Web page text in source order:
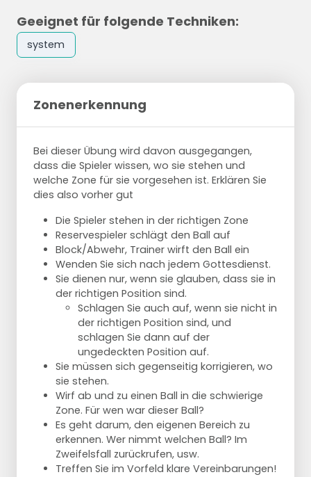
Geeignet für folgende Techniken:
system
Zonenerkennung
Bei dieser Übung wird davon ausgegangen,
dass die Spieler wissen, wo sie stehen und
welche Zone für sie vorgesehen ist. Erklären Sie
dies also vorher gut
Die Spieler stehen in der richtigen Zone
Reservespieler schlägt den Ball auf
Block/Abwehr, Trainer wirft den Ball ein
Wenden Sie sich nach jedem Gottesdienst.
Sie dienen nur, wenn sie glauben, dass sie in
der richtigen Position sind.
Schlagen Sie auch auf, wenn sie nicht in
der richtigen Position sind, und
schlagen Sie dann auf der
ungedeckten Position auf.
Sie müssen sich gegenseitig korrigieren, wo
sie stehen.
Wirf ab und zu einen Ball in die schwierige
Zone. Für wen war dieser Ball?
Es geht darum, den eigenen Bereich zu
erkennen. Wer nimmt welchen Ball? Im
Zweifelsfall zurückrufen, usw.
Treffen Sie im Vorfeld klare Vereinbarungen!